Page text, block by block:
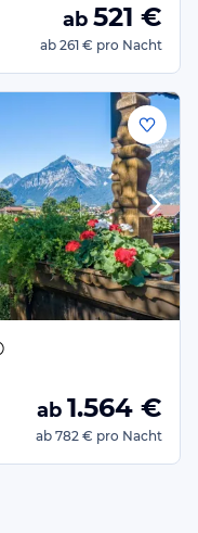
ab 521 €
ab 261 € pro Nacht
ab 1.564 €
ab 782 € pro Nacht